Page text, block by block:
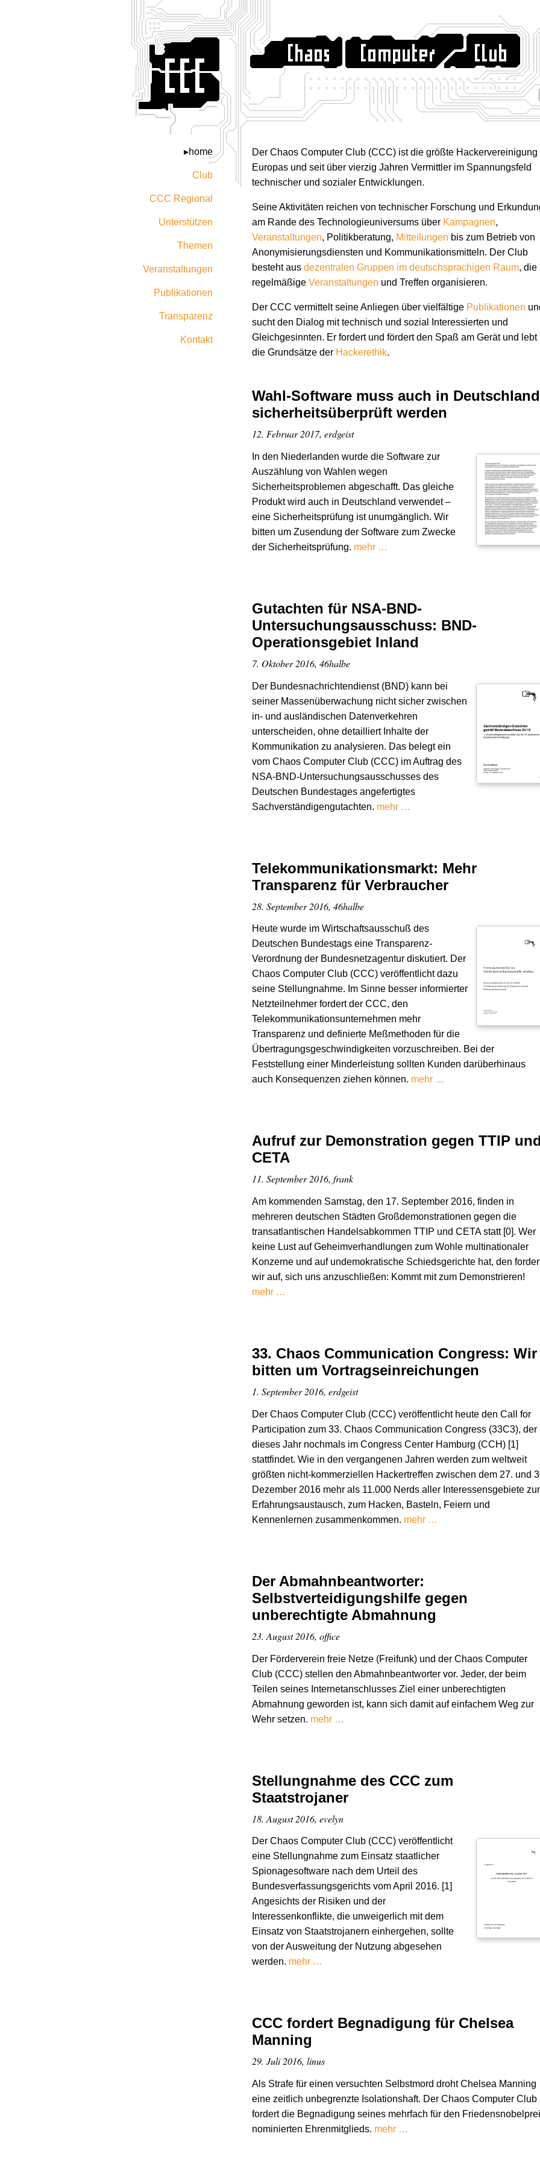
home
Club
CCC Regional
Unterstützen
Themen
Veranstaltungen
Publikationen
Transparenz
Kontakt
Der Chaos Computer Club (CCC) ist die größte Hackervereinigung
Europas und seit über vierzig Jahren Vermittler im Spannungsfeld
technischer und sozialer Entwicklungen.
Seine Aktivitäten reichen von technischer Forschung und
am Rande des Technologie­universums über Kampagnen,
Veranstaltungen, Politikberatung, Mitteilungen bis zum Betrieb von
Anonymisierungs­diensten und Kommunikations­mitteln. Der Club
besteht aus dezentralen Gruppen im deutschsprachigen Raum, die
regelmäßige Veranstaltungen und Treffen organisieren.
Der CCC vermittelt seine Anliegen über vielfältige Publikationen
sucht den Dialog mit technisch und sozial Interessierten und
Gleichgesinnten. Er fordert und fördert den Spaß am Gerät und lebt
die Grundsätze der Hacker­ethik.
Wahl-Software muss auch in Deutschland
sicherheitsüberprüft werden
12. Februar 2017, erdgeist
In den Niederlanden wurde die Software zur
Auszählung von Wahlen wegen
Sicherheitsproblemen abgeschafft. Das gleiche
Produkt wird auch in Deutschland verwendet –
eine Sicherheitsprüfung ist unumgänglich. Wir
bitten um Zusendung der Software zum Zwecke
der Sicherheitsprüfung. mehr …
Gutachten für NSA-BND-
Untersuchungsausschuss: BND-
Operationsgebiet Inland
7. Oktober 2016, 46halbe
Der Bundesnachrichtendienst (BND) kann bei
seiner Massenüberwachung nicht sicher zwischen
in- und ausländischen Datenverkehren
unterscheiden, ohne detailliert Inhalte der
Kommunikation zu analysieren. Das belegt ein
vom Chaos Computer Club (CCC) im Auftrag des
NSA-BND-Untersuchungsausschusses des
Deutschen Bundestages angefertigtes
Sachverständigengutachten. mehr …
Telekommunikationsmarkt: Mehr
Transparenz für Verbraucher
28. September 2016, 46halbe
Heute wurde im Wirtschaftsausschuß des
Deutschen Bundestags eine Transparenz-
Verordnung der Bundesnetzagentur diskutiert. Der
Chaos Computer Club (CCC) veröffentlicht dazu
seine Stellungnahme. Im Sinne besser informierter
Netzteilnehmer fordert der CCC, den
Telekommunikationsunternehmen mehr
Transparenz und definierte Meßmethoden für die
Übertragungsgeschwindigkeiten vorzuschreiben. Bei der
Feststellung einer Minderleistung sollten Kunden darüberhinaus
auch Konsequenzen ziehen können. mehr …
Aufruf zur Demonstration gegen TTIP
CETA
11. September 2016, frank
Am kommenden Samstag, den 17. September 2016, finden in
mehreren deutschen Städten Großdemonstrationen gegen die
transatlantischen Handelsabkommen TTIP und CETA statt [0]. Wer
keine Lust auf Geheimverhandlungen zum Wohle multinationaler
Konzerne und auf undemokratische Schiedsgerichte hat, den
wir auf, sich uns anzuschließen: Kommt mit zum Demonstrieren!
mehr …
33. Chaos Communication Congress: Wir
bitten um Vortragseinreichungen
1. September 2016, erdgeist
Der Chaos Computer Club (CCC) veröffentlicht heute den Call for
Participation zum 33. Chaos Communication Congress (33C3), der
dieses Jahr nochmals im Congress Center Hamburg (CCH) [1]
stattfindet. Wie in den vergangenen Jahren werden zum weltweit
größten nicht-kommerziellen Hackertreffen zwischen dem 27. und
Dezember 2016 mehr als 11.000 Nerds aller Interessensgebiete
Erfahrungsaustausch, zum Hacken, Basteln, Feiern und
Kennenlernen zusammenkommen. mehr …
Der Abmahnbeantworter:
Selbstverteidigungshilfe gegen
unberechtigte Abmahnung
23. August 2016, office
Der Förderverein freie Netze (Freifunk) und der Chaos Computer
Club (CCC) stellen den Abmahnbeantworter vor. Jeder, der beim
Teilen seines Internetanschlusses Ziel einer unberechtigten
Abmahnung geworden ist, kann sich damit auf einfachem Weg zur
Wehr setzen. mehr …
Stellungnahme des CCC zum
Staatstrojaner
18. August 2016, evelyn
Der Chaos Computer Club (CCC) veröffentlicht
eine Stellungnahme zum Einsatz staatlicher
Spionagesoftware nach dem Urteil des
Bundesverfassungsgerichts vom April 2016. [1]
Angesichts der Risiken und der
Interessenkonflikte, die unweigerlich mit dem
Einsatz von Staatstrojanern einhergehen, sollte
von der Ausweitung der Nutzung abgesehen
werden. mehr …
CCC fordert Begnadigung für Chelsea
Manning
29. Juli 2016, linus
Als Strafe für einen versuchten Selbstmord droht Chelsea Manning
eine zeitlich unbegrenzte Isolationshaft. Der Chaos Computer Club
fordert die Begnadigung seines mehrfach für den
nominierten Ehrenmitglieds. mehr …